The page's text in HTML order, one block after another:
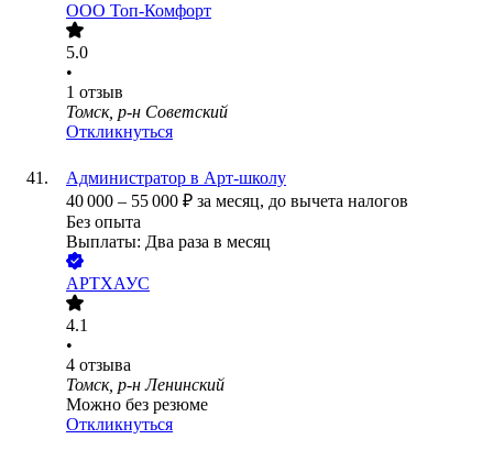
ООО Топ-Комфорт
5.0
•
1 отзыв
Томск, р-н Советский
Откликнуться
Администратор в Арт-школу
40 000 – 55 000 ₽ за месяц, до вычета налогов
Без опыта
Выплаты: Два раза в месяц
АРТХАУС
4.1
•
4 отзыва
Томск, р-н Ленинский
Можно без резюме
Откликнуться